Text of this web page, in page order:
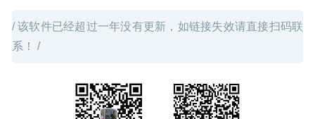
/ 该软件已经超过一年没有更新，如链接失效请直接扫码联
系！ /